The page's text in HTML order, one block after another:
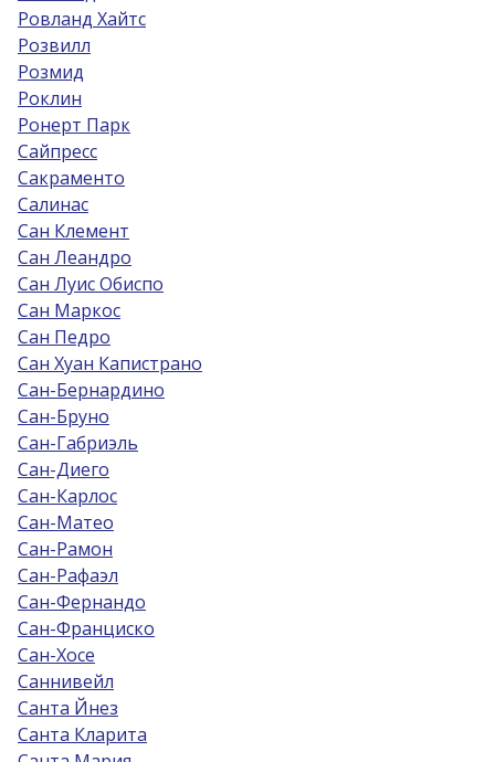
Ровланд Хайтс
Розвилл
Розмид
Роклин
Ронерт Парк
Сайпресс
Сакраменто
Салинас
Сан Клемент
Сан Леандро
Сан Луис Обиспо
Сан Маркос
Сан Педро
Сан Хуан Капистрано
Сан-Бернардино
Сан-Бруно
Сан-Габриэль
Сан-Диего
Сан-Карлос
Сан-Матео
Сан-Рамон
Сан-Рафаэл
Сан-Фернандо
Сан-Франциско
Сан-Хосе
Саннивейл
Санта Йнез
Санта Кларита